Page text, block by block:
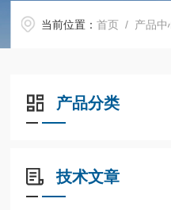
当前位置：首页 / 产品中
产品分类
技术文章